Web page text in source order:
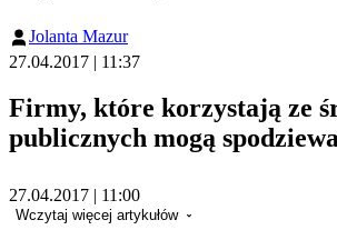
Jolanta Mazur
27.04.2017 | 11:37
Firmy, które korzystają ze
publicznych mogą
27.04.2017 | 11:00
Wczytaj więcej artykułów